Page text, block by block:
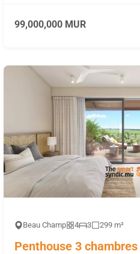
99,000,000 MUR
Beau Champ 4 3 299 m²
Penthouse 3